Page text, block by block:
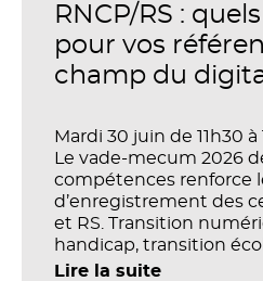
productivité et la
RNCP/RS :
pour vos
champ du
Mardi 30 juin de 11h30 à
Le vade-mecum 2026
compétences renforce
d’enregistrement des
et RS. Transition
handicap, transition
impacts concrets pour
Lire la suite